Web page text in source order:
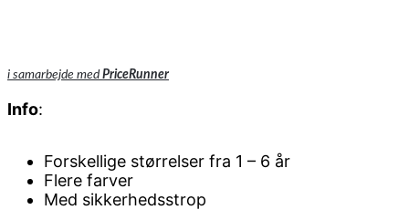
i samarbejde medPriceRunner
Info:
Forskellige størrelser fra 1 – 6 år
Flere farver
Med sikkerhedsstrop